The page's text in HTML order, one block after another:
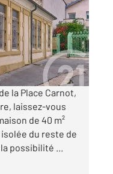
la Place Carnot,
laissez-vous
de 40 m²
du reste de
possibilité ...